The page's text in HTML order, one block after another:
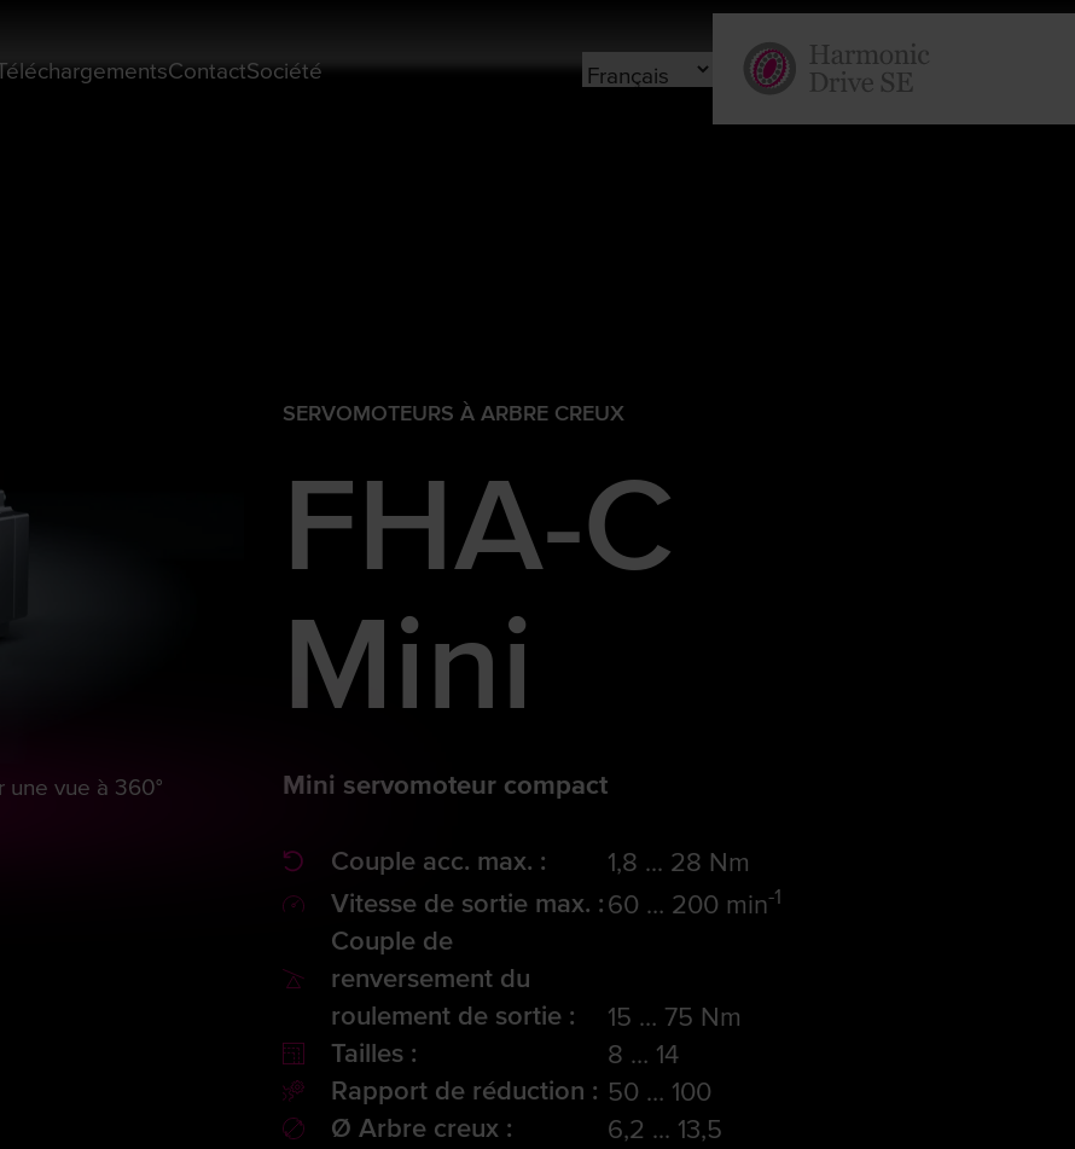
ContactSociété
vue à 360°
SERVOMOTEURS À ARBRE CREUX
FHA-C
Mini
Mini servomoteur compact
Couple acc. max. :
1,8 ... 28 Nm
Vitesse de sortie max. :60 … 200 min-1
Couple de
renversement du
roulement de sortie :
15 … 75 Nm
Tailles : 8 … 14
Rapport de réduction : 50 … 100
Ø Arbre creux : 6,2 ... 13,5